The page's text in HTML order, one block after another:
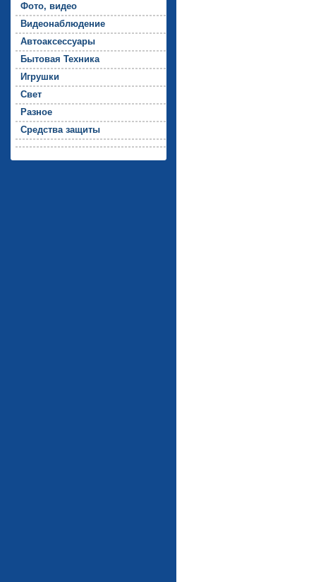
Фо­то, ви­део
Ви­де­онаб­лю­дение
Ав­то­ак­сессу­ары
Бы­товая Тех­ни­ка
Иг­рушки
Свет
Раз­ное
Средс­тва за­щиты